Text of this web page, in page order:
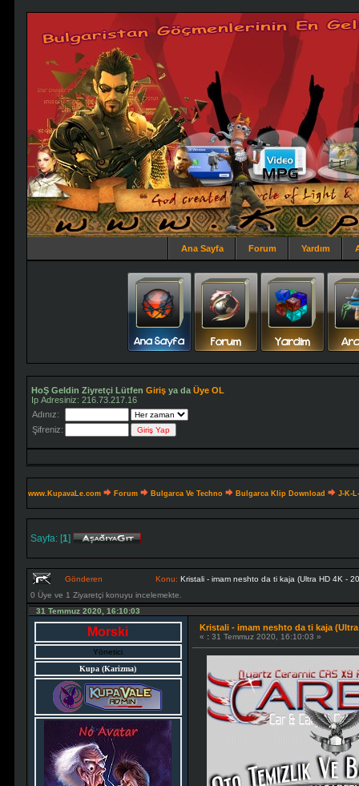
Ana Sayfa Forum Yardım
HoŞ Geldin Ziyretçi Lütfen Giriş ya da Üye OL
Ip Adresiniz: 216.73.217.16
Adınız:
Şifreniz:
www.KupavaLe.com Forum Bulgarca Ve Techno Bulgarca Klip Download J-K-
Sayfa: [1]
Gönderen
Konu:
0 Üye ve 1 Ziyaretçi konuyu incelemekte.
31 Temmuz 2020, 16:10:03
Morski
Yönetici
Kupa (Karizma)
Kristali - imam neshto da ti kaja (Ultra
« :31 Temmuz 2020, 16:10:03 »